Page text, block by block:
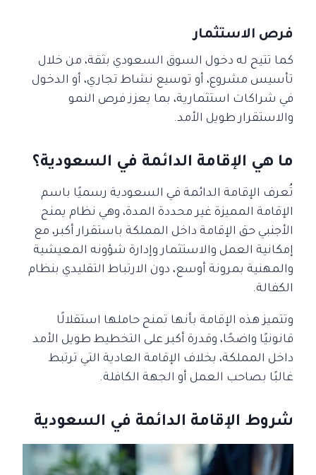
فرص الاستثمار
كما تتيح له دخول السوق السعودي بثقة، من خلال
تأسيس مشروع، أو توسيع نشاط تجاري، أو الدخول
في شراكات استثمارية، بما يعزز فرص النمو
والاستقرار طويل الأمد.
ما هي الإقامة الدائمة في السعودية؟
تُعرف الإقامة الدائمة في السعودية رسميًا باسم
الإقامة المميزة غير محددة المدة، وهي نظام يمنح
الأجنبي حق الإقامة داخل المملكة باستقرار أكبر، مع
إمكانية العمل والاستثمار وإدارة شؤونه المعيشية
والمهنية بمرونة أوسع، دون الارتباط التقليدي بنظام
الكفالة.
وتتميز هذه الإقامة بأنها تمنح حاملها استقلالًا
قانونيًا واضحًا، وقدرة أكبر على التخطيط طويل الأمد
داخل المملكة، بخلاف الإقامة العادية التي ترتبط
غالبًا بصاحب العمل أو الجهة الكافلة.
شروط الإقامة الدائمة في السعودية